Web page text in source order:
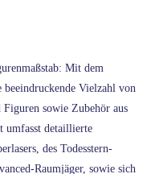
Mit dem
Vielzahl von
sowie Zubehör aus
umfasst detaillierte
des Todesstern-
Raumjäger, sowie sich